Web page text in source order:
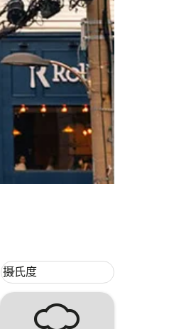
Weather unit option 摄氏度
摄氏度
keyboard_arrow_down